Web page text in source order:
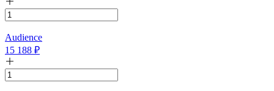
Audience
15 188 ₽